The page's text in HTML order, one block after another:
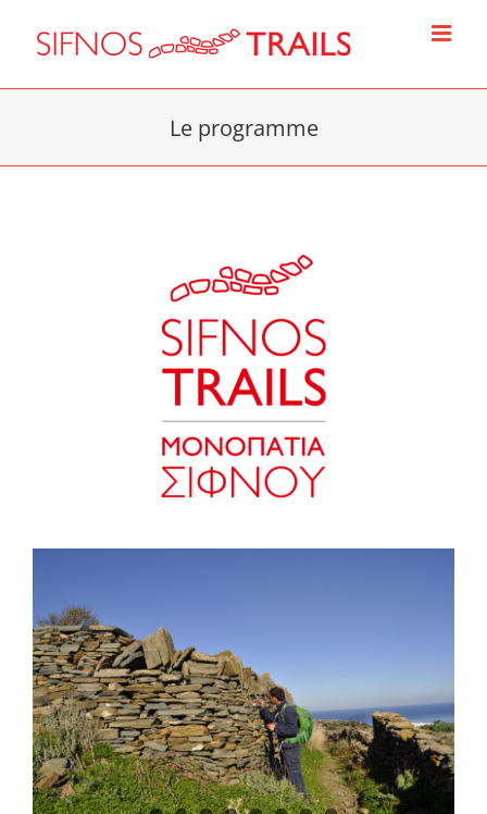
content
Le programme